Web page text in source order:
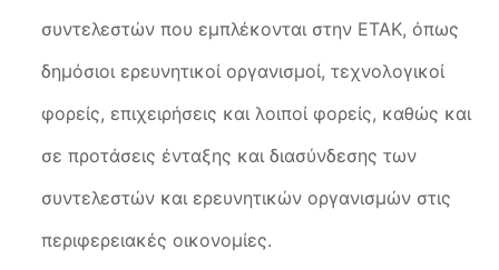
συντελεστών που εμπλέκονται στην ΕΤΑΚ, όπως
δημόσιοι ερευνητικοί οργανισμοί, τεχνολογικοί
φορείς, επιχειρήσεις και λοιποί φορείς, καθώς και
σε προτάσεις ένταξης και διασύνδεσης των
συντελεστών και ερευνητικών οργανισμών στις
περιφερειακές οικονομίες.